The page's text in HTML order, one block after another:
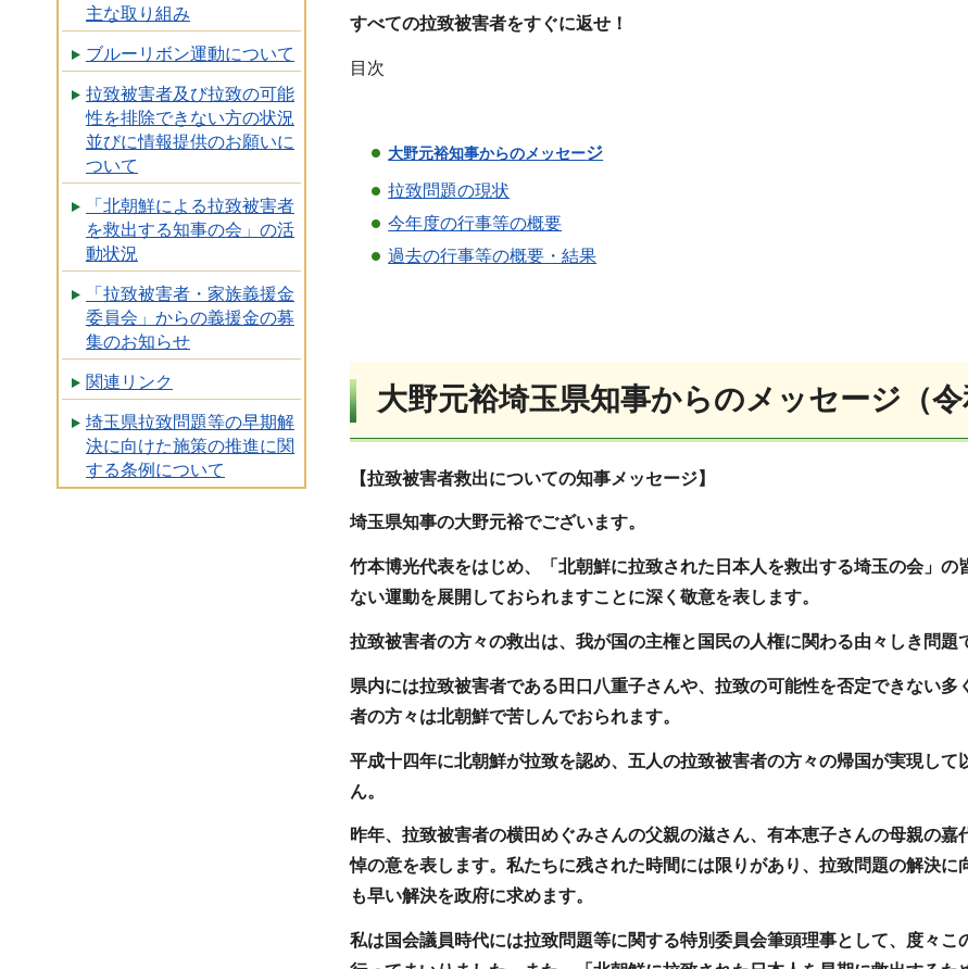
主な取り組み
ブルーリボン運動について
拉致被害者及び拉致の可能
性を排除できない方の状況
並びに情報提供のお願いに
ついて
「北朝鮮による拉致被害者
を救出する知事の会」の活
動状況
「拉致被害者・家族義援金
委員会」からの義援金の募
集のお知らせ
関連リンク
埼玉県拉致問題等の早期解
決に向けた施策の推進に関
する条例について
すべての拉致被害者をすぐに返せ！
目次
大野元裕知事からのメッセージ
拉致問題の現状
今年度の行事等の概要
過去の行事等の概要・結果
大野元裕埼玉県知事からのメッセージ（令
【拉致被害者救出についての知事メッセージ】
埼玉県知事の大野元裕でございます。
竹本博光代表をはじめ、「北朝鮮に拉致された日本人を救出する埼玉の会」
ない運動を展開しておられますことに深く敬意を表します。
拉致被害者の方々の救出は、我が国の主権と国民の人権に関わる由々しき問題
県内には拉致被害者である田口八重子さんや、拉致の可能性を否定できない
者の方々は北朝鮮で苦しんでおられます。
平成十四年に北朝鮮が拉致を認め、五人の拉致被害者の方々の帰国が実現し
ん。
昨年、拉致被害者の横田めぐみさんの父親の滋さん、有本恵子さんの母親の
悼の意を表します。私たちに残された時間には限りがあり、拉致問題の解決
も早い解決を政府に求めます。
私は国会議員時代には拉致問題等に関する特別委員会筆頭理事として、度々